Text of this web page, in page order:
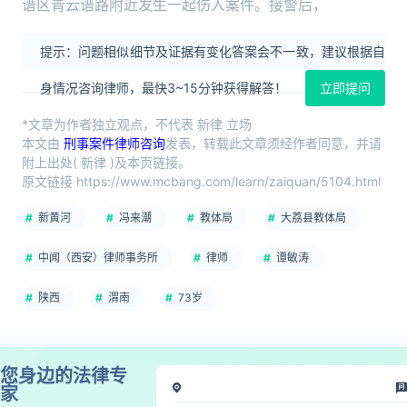
谱区青云谱路附近发生一起伤人案件。接警后，
提示：问题相似细节及证据有变化答案会不一致，建议根据自
身情况咨询律师，最快3~15分钟获得解答！ 立即提问
*文章为作者独立观点，不代表 新律 立场
本文由 刑事案件律师咨询发表，转载此文章须经作者同意，并请
附上出处( 新律 )及本页链接。
原文链接 https://www.mcbang.com/learn/zaiquan/5104.html
新黄河 冯来潮 教体局 大荔县教体局
中闻（西安）律师事务所 律师 谭敏涛
陕西 渭南 73岁
您身边的法律专
家